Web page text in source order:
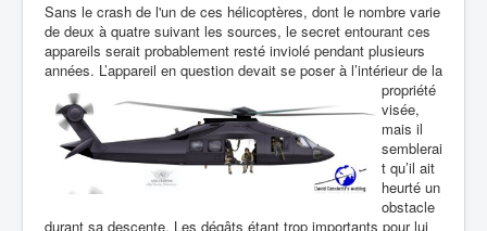
Sans le crash de l'un de ces hélicoptères, dont le nombre varie
de deux à quatre suivant les sources, le secret entourant ces
appareils serait probablement resté inviolé pendant plusieurs
années. L’appareil en question devait se poser à l’intérieur de la
propriété
visée,
mais il
semblerai
t qu’il ait
heurté un
obstacle
durant sa descente. Les dégâts étant trop importants pour lui